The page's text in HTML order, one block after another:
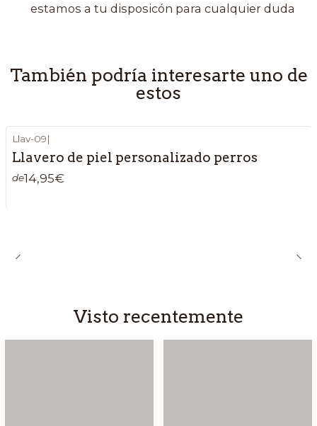
estamos a tu disposicón para cualquier duda
También podría interesarte uno de
estos
Llav-09|
Llavero de piel personalizado perros
de14,95€
Visto recentemente